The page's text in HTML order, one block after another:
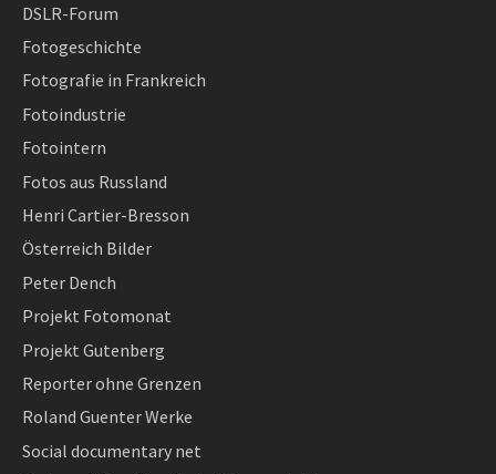
DSLR-Forum
Fotogeschichte
Fotografie in Frankreich
Fotoindustrie
Fotointern
Fotos aus Russland
Henri Cartier-Bresson
Österreich Bilder
Peter Dench
Projekt Fotomonat
Projekt Gutenberg
Reporter ohne Grenzen
Roland Guenter Werke
Social documentary net